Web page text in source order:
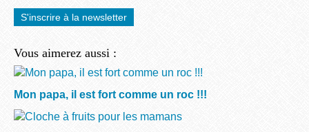
S'inscrire à la newsletter
Vous aimerez aussi :
Mon papa, il est fort comme un roc !!!